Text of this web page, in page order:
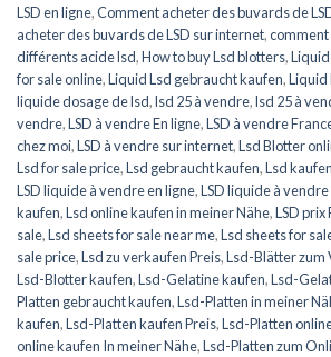
LSD en ligne,Comment acheter des buvards de
acheter des buvards de LSD sur internet,comment
différents acide lsd,How to buy Lsd blotters,Liquid
for sale online,Liquid Lsd gebraucht kaufen,Liquid
liquide dosage de lsd,lsd 25 à vendre,lsd 25 à
vendre,LSD à vendre En ligne,LSD à vendre
chez moi,LSD à vendre sur internet,Lsd Blotter
Lsd for sale price,Lsd gebraucht kaufen,Lsd kaufen
LSD liquide à vendre en ligne,LSD liquide à
kaufen,Lsd online kaufen in meiner Nähe,LSD prix
sale,Lsd sheets for sale near me,Lsd sheets for
sale price,Lsd zu verkaufen Preis,Lsd-Blätter zum
Lsd-Blotter kaufen,Lsd-Gelatine kaufen,Lsd-
Platten gebraucht kaufen,Lsd-Platten in meiner
kaufen,Lsd-Platten kaufen Preis,Lsd-Platten
online kaufen In meiner Nähe,Lsd-Platten zum